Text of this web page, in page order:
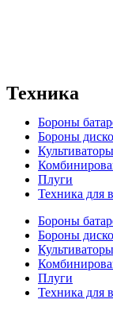
Техника
Бороны
Бороны
Культиваторы
Плуги
Техника для
Бороны
Бороны
Культиваторы
Плуги
Техника для